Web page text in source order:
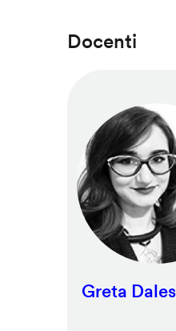
Docenti
Greta